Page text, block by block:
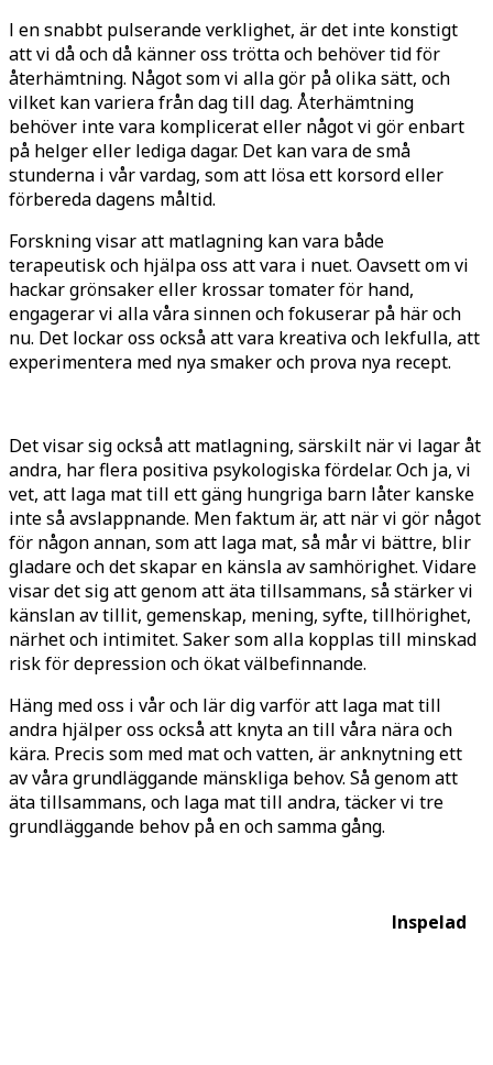
I en snabbt pulserande verklighet, är det inte konstigt
att vi då och då känner oss trötta och behöver tid för
återhämtning. Något som vi alla gör på olika sätt, och
vilket kan variera från dag till dag. Återhämtning
behöver inte vara komplicerat eller något vi gör enbart
på helger eller lediga dagar. Det kan vara de små
stunderna i vår vardag, som att lösa ett korsord eller
förbereda dagens måltid.
Forskning visar att matlagning kan vara både
terapeutisk och hjälpa oss att vara i nuet. Oavsett om vi
hackar grönsaker eller krossar tomater för hand,
engagerar vi alla våra sinnen och fokuserar på här och
nu. Det lockar oss också att vara kreativa och lekfulla, att
experimentera med nya smaker och prova nya recept.
Det visar sig också att matlagning, särskilt när vi lagar åt
andra, har flera positiva psykologiska fördelar. Och ja, vi
vet, att laga mat till ett gäng hungriga barn låter kanske
inte så avslappnande. Men faktum är, att när vi gör något
för någon annan, som att laga mat, så mår vi bättre, blir
gladare och det skapar en känsla av samhörighet. Vidare
visar det sig att genom att äta tillsammans, så stärker vi
känslan av tillit, gemenskap, mening, syfte, tillhörighet,
närhet och intimitet. Saker som alla kopplas till minskad
risk för depression och ökat välbefinnande.
Häng med oss i vår och lär dig varför att laga mat till
andra hjälper oss också att knyta an till våra nära och
kära. Precis som med mat och vatten, är anknytning ett
av våra grundläggande mänskliga behov. Så genom att
äta tillsammans, och laga mat till andra, täcker vi tre
grundläggande behov på en och samma gång.
Inspelad